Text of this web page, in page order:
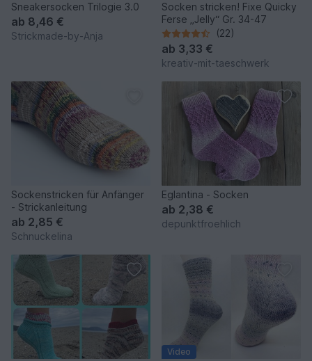
Sneakersocken Trilogie 3.0
ab 8,46 €
Strickmade-by-Anja
Socken stricken! Fixe Quicky
Ferse „Jelly“ Gr. 34-47
(22)
ab 3,33 €
kreativ-mit-taeschwerk
Sockenstricken für Anfänger
- Strickanleitung
ab 2,85 €
Schnuckelina
Eglantina - Socken
ab 2,38 €
depunktfroehlich
Video